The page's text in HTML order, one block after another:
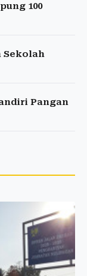
100
Sekolah
Pangan